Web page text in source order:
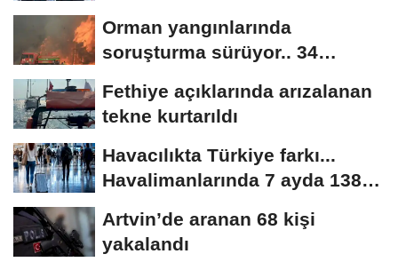
Orman yangınlarında
soruşturma sürüyor.. 34
Fethiye açıklarında arızalanan
tekne kurtarıldı
Havacılıkta Türkiye farkı...
Havalimanlarında 7 ayda 138,7
Artvin’de aranan 68 kişi
yakalandı